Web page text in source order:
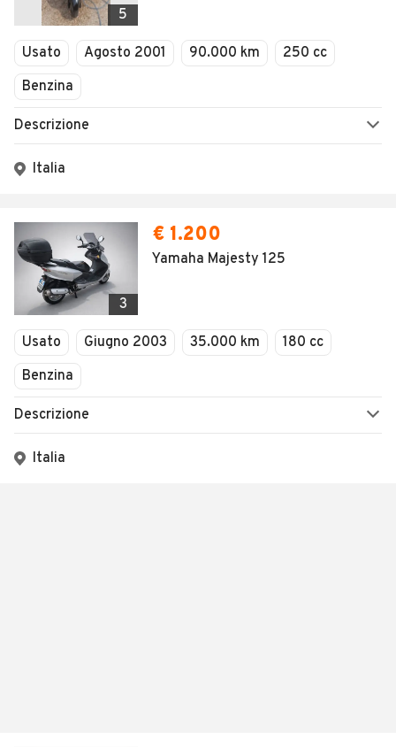
Domenica
Chiuso
Vendita per telefono
5
Usato Agosto 2001 90.000 km
250 cc
Benzina
Descrizione
Italia
3
€ 1.200
Yamaha Majesty 125
Usato Giugno 2003 35.000 km
180 cc
Benzina
Descrizione
Italia